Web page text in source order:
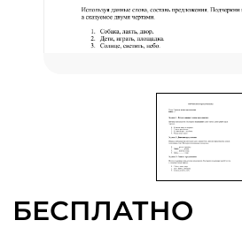
БЕСПЛАТНО